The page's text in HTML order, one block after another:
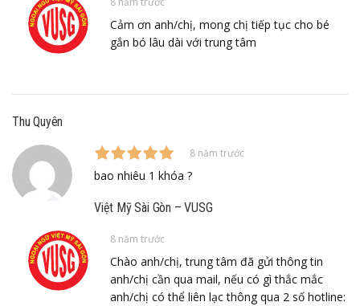
Cảm ơn anh/chị, mong chị tiếp tục cho bé
gắn bó lâu dài với trung tâm
Thu Quyên
8 năm trước
bao nhiêu 1 khóa ?
Việt Mỹ Sài Gòn – VUSG
8 năm trước
Chào anh/chị, trung tâm đã gửi thông tin
anh/chị cần qua mail, nếu có gì thắc mắc
anh/chị có thể liên lạc thông qua 2 số hotline: